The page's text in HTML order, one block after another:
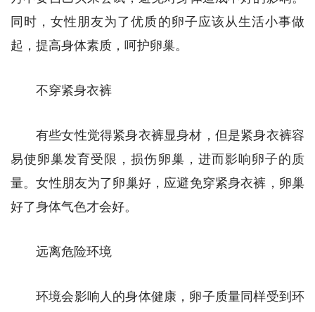
同时，女性朋友为了优质的卵子应该从生活小事做
起，提高身体素质，呵护卵巢。
不穿紧身衣裤
有些女性觉得紧身衣裤显身材，但是紧身衣裤容
易使卵巢发育受限，损伤卵巢，进而影响卵子的质
量。女性朋友为了卵巢好，应避免穿紧身衣裤，卵巢
好了身体气色才会好。
远离危险环境
环境会影响人的身体健康，卵子质量同样受到环